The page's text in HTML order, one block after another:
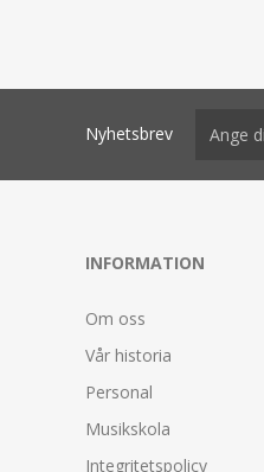
Nyhetsbrev
INFORMATION
Om oss
Vår historia
Personal
Musikskola
Integritetspolicy